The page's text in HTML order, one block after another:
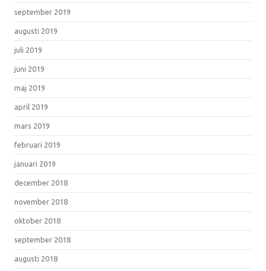
september 2019
augusti 2019
juli 2019
juni 2019
maj 2019
april 2019
mars 2019
februari 2019
januari 2019
december 2018
november 2018
oktober 2018
september 2018
augusti 2018